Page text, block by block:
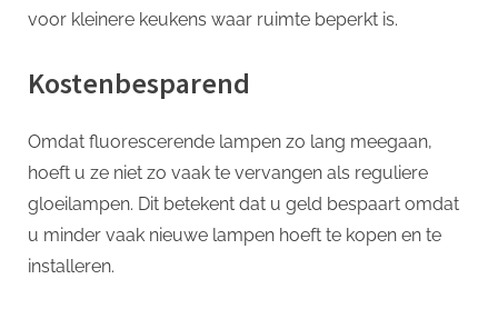
voor kleinere keukens waar ruimte beperkt is.
Kostenbesparend
Omdat fluorescerende lampen zo lang meegaan,
hoeft u ze niet zo vaak te vervangen als reguliere
gloeilampen. Dit betekent dat u geld bespaart omdat
u minder vaak nieuwe lampen hoeft te kopen en te
installeren.